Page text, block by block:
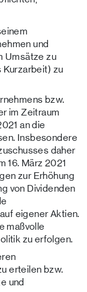
und
Umsätze zu
Kurzarbeit) zu
bzw.
im Zeitraum
an die
Insbesondere
daher
16. März 2021
zur Erhöhung
von Dividenden
eigener Aktien.
maßvolle
zu erfolgen.
erteilen bzw.
und